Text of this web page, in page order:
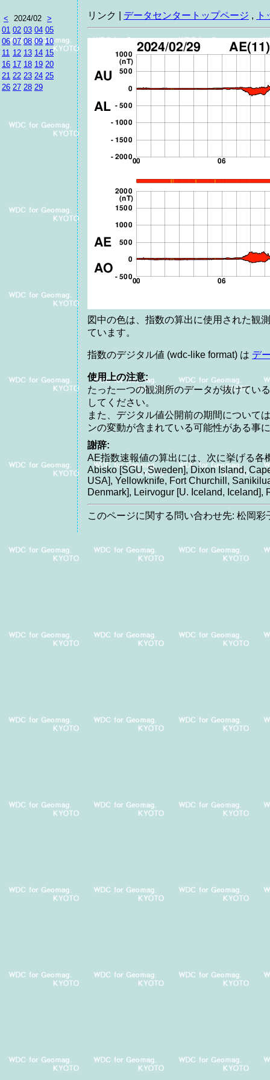
< 2024/02 >
01 02 03 04 05
06 07 08 09 10
11 12 13 14 15
16 17 18 19 20
21 22 23 24 25
26 27 28 29
リンク | データセンタートップページ ,
図中の色は、指数の算出に使用された観
ています。
指数のデジタル値 (wdc-like format) は デ
使用上の注意:
たった一つの観測所のデータが抜けてい
してください。
また、デジタル値公開前の期間について
ンの変動が含まれている可能性がある事
謝辞:
AE指数速報値の算出には、次に挙げる
Abisko [SGU, Sweden], Dixon Island,
USA], Yellowknife, Fort Churchill,
Denmark], Leirvogur [U. Iceland, Iceland],
このページに関する問い合わせ先: 松岡彩